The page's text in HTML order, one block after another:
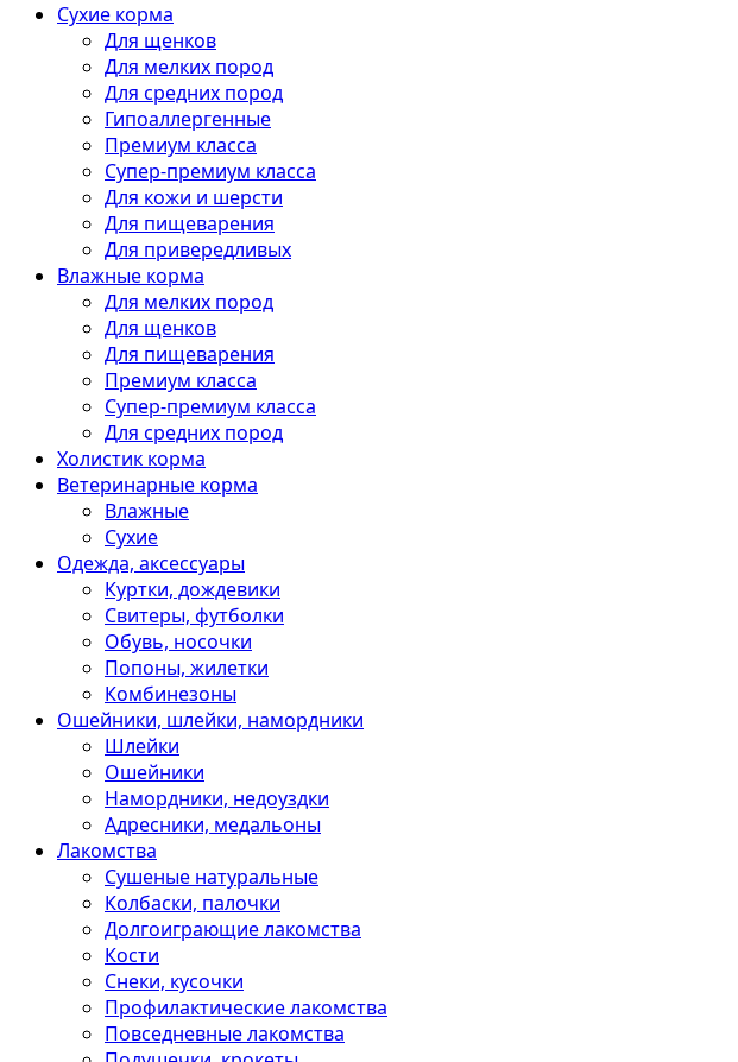
Сухие корма
Для щенков
Для мелких пород
Для средних пород
Гипоаллергенные
Премиум класса
Супер-премиум класса
Для кожи и шерсти
Для пищеварения
Для привередливых
Влажные корма
Для мелких пород
Для щенков
Для пищеварения
Премиум класса
Супер-премиум класса
Для средних пород
Холистик корма
Ветеринарные корма
Влажные
Сухие
Одежда, аксессуары
Куртки, дождевики
Свитеры, футболки
Обувь, носочки
Попоны, жилетки
Комбинезоны
Ошейники, шлейки, намордники
Шлейки
Ошейники
Намордники, недоуздки
Адресники, медальоны
Лакомства
Сушеные натуральные
Колбаски, палочки
Долгоиграющие лакомства
Кости
Снеки, кусочки
Профилактические лакомства
Повседневные лакомства